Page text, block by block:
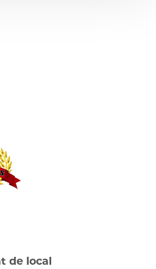
de local